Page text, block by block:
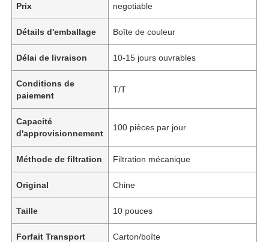
Prix negotiable
Détails d'emballage Boîte de couleur
Délai de livraison 10-15 jours ouvrables
Conditions de
paiement
T/T
Capacité
d'approvisionnement
100 pièces par jour
Méthode de filtration Filtration mécanique
Original Chine
Taille 10 pouces
Forfait Transport Carton/boîte